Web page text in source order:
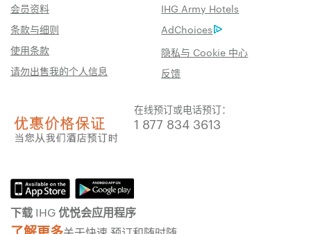
会员资料
IHG Army Hotels
条款与细则
AdChoices
使用条款
隐私与 Cookie 中心
请勿出售我的个人信息
反馈
在线预订或电话预订：
1 877 834 3613
下载 IHG 优悦会应用程序